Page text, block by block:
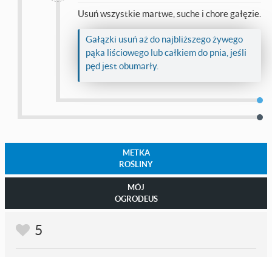
Usuń wszystkie martwe, suche i chore gałęzie.
Gałązki usuń aż do najbliższego żywego
pąka liściowego lub całkiem do pnia, jeśli
pęd jest obumarły.
METKA
ROŚLINY
MÓJ
OGRODEUS
5